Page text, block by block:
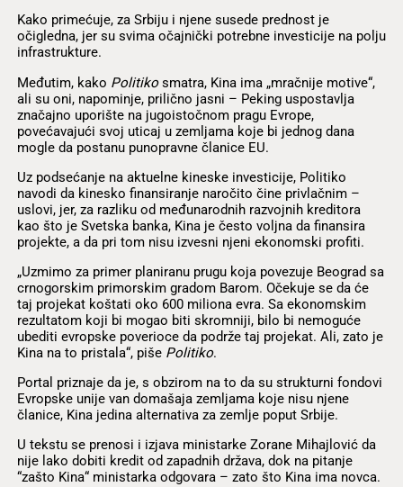
Kako primećuje, za Srbiju i njene susede prednost je
očigledna, jer su svima očajnički potrebne investicije na polju
infrastrukture.
Međutim, kako Politikosmatra, Kina ima „mračnije motive“,
ali su oni, napominje, prilično jasni – Peking uspostavlja
značajno uporište na jugoistočnom pragu Evrope,
povećavajući svoj uticaj u zemljama koje bi jednog dana
mogle da postanu punopravne članice EU.
Uz podsećanje na aktuelne kineske investicije, Politiko
navodi da kinesko finansiranje naročito čine privlačnim –
uslovi, jer, za razliku od međunarodnih razvojnih kreditora
kao što je Svetska banka, Kina je često voljna da finansira
projekte, a da pri tom nisu izvesni njeni ekonomski profiti.
„Uzmimo za primer planiranu prugu koja povezuje Beograd sa
crnogorskim primorskim gradom Barom. Očekuje se da će
taj projekat koštati oko 600 miliona evra. Sa ekonomskim
rezultatom koji bi mogao biti skromniji, bilo bi nemoguće
ubediti evropske poverioce da podrže taj projekat. Ali, zato je
Kina na to pristala“, piše Politiko.
Portal priznaje da je, s obzirom na to da su strukturni fondovi
Evropske unije van domašaja zemljama koje nisu njene
članice, Kina jedina alternativa za zemlje poput Srbije.
U tekstu se prenosi i izjava ministarke Zorane Mihajlović da
nije lako dobiti kredit od zapadnih država, dok na pitanje
“zašto Kina“ ministarka odgovara – zato što Kina ima novca.